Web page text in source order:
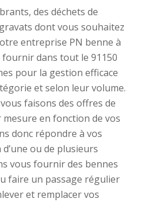
des déchets de
dont vous souhaitez
entreprise PN benne à
dans tout le 91150
pour la gestion efficace
et selon leur volume.
faisons des offres de
en fonction de vos
donc répondre à vos
ou de plusieurs
vous fournir des bennes
faire un passage régulier
et remplacer vos